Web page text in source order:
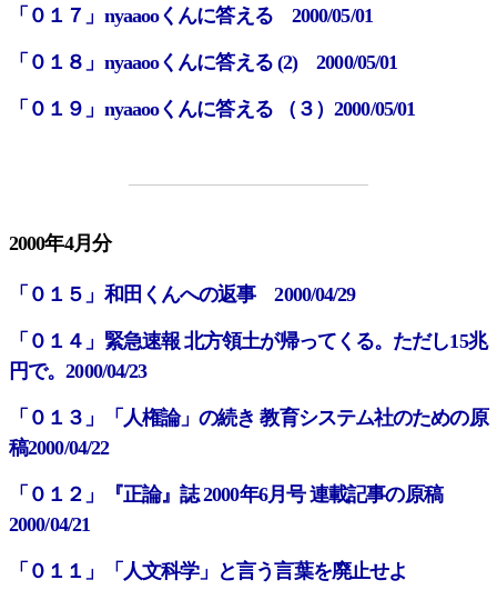
「０１７」nyaaooくんに答える 2000/05/01
「０１８」nyaaooくんに答える (2) 2000/05/01
「０１９」nyaaooくんに答える （３）2000/05/01
2000年4月分
「０１５」和田くんへの返事 2000/04/29
「０１４」緊急速報 北方領土が帰ってくる。ただし15兆
円で。2000/04/23
「０１３」「人権論」の続き 教育システム社のための原
稿2000/04/22
「０１２」『正論』誌 2000年6月号 連載記事の原稿
2000/04/21
「０１１」「人文科学」と言う言葉を廃止せよ